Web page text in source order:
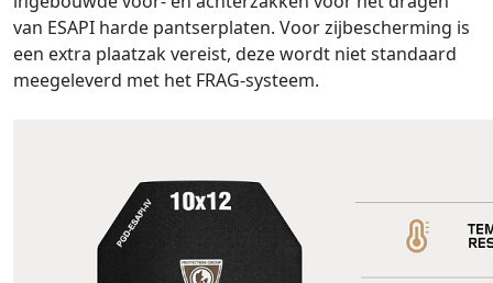
van ESAPI harde pantserplaten. Voor zijbescherming is
een extra plaatzak vereist, deze wordt niet standaard
meegeleverd met het FRAG-systeem.